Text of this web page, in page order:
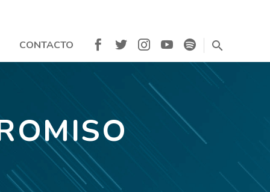
CONTACTO